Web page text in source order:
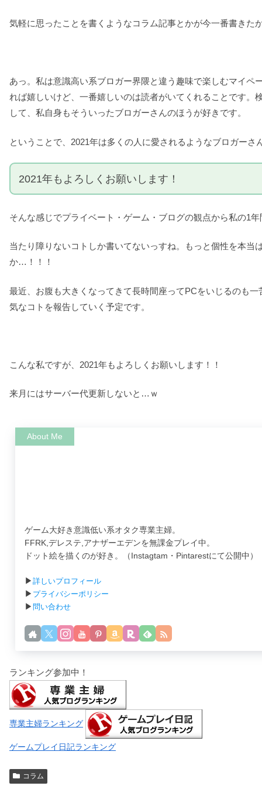
気軽に思ったことを書くようなコラム記事とかが今一番書きた
あっ。私は意識高い系ブロガー界隈と違う趣味で楽しむマイ
れば嬉しいけど、一番嬉しいのは読者がいてくれることです
して、私自身もそういったブロガーさんのほうが好きです。
ということで、2021年は多くの人に愛されるようなブロガー
2021年もよろしくお願いします！
そんな感じでプライベート・ゲーム・ブログの観点から私の1
当たり障りないコトしか書いてないっすね。もっと個性を本
か…！！！
最近、お腹も大きくなってきて長時間座ってPCをいじるのも
気なコトを報告していく予定です。
こんな私ですが、2021年もよろしくお願いします！！
来月にはサーバー代更新しないと…ｗ
ゲーム大好き意識低い系オタク専業主婦。
FFRK,デレステ,アナザーエデンを無課金プレイ中。
ドット絵を描くのが好き。（Instagtam・Pintarestにて公開中）
▶ 詳しいプロフィール
▶ プライバシーポリシー
▶ 問い合わせ
ランキング参加中！
専業主婦ランキング
ゲームプレイ日記ランキング
コラム